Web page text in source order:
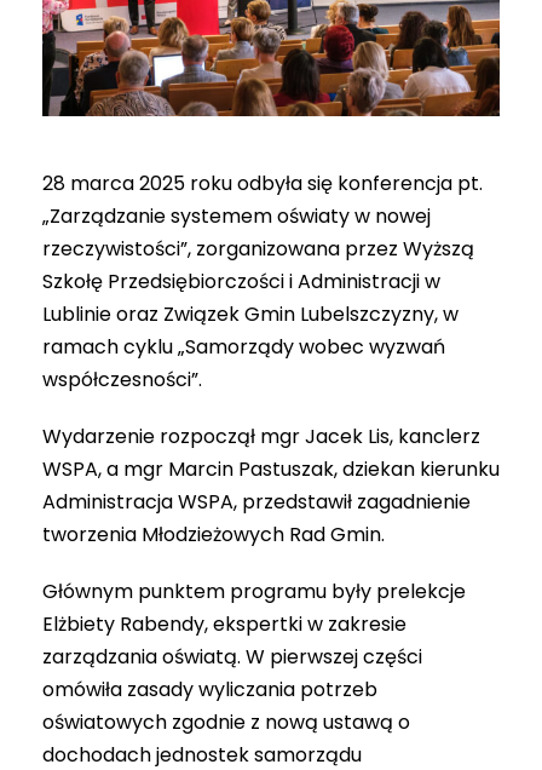
28 marca 2025 roku odbyła się konferencja pt.
„Zarządzanie systemem oświaty w nowej
rzeczywistości”, zorganizowana przez Wyższą
Szkołę Przedsiębiorczości i Administracji w
Lublinie oraz Związek Gmin Lubelszczyzny, w
ramach cyklu „Samorządy wobec wyzwań
współczesności”.
Wydarzenie rozpoczął mgr Jacek Lis, kanclerz
WSPA, a mgr Marcin Pastuszak, dziekan kierunku
Administracja WSPA, przedstawił zagadnienie
tworzenia Młodzieżowych Rad Gmin.
Głównym punktem programu były prelekcje
Elżbiety Rabendy, ekspertki w zakresie
zarządzania oświatą. W pierwszej części
omówiła zasady wyliczania potrzeb
oświatowych zgodnie z nową ustawą o
dochodach jednostek samorządu